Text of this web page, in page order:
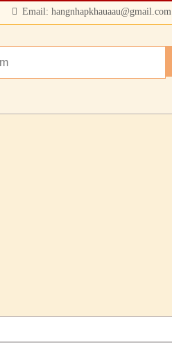
Email: hangnhapkhauaau@gmail.com